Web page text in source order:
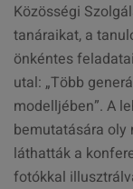
Közösségi
tanáraikat, a
önkéntes
utal: „Több
modelljében”. A
bemutatására oly
láthatták a
fotókkal